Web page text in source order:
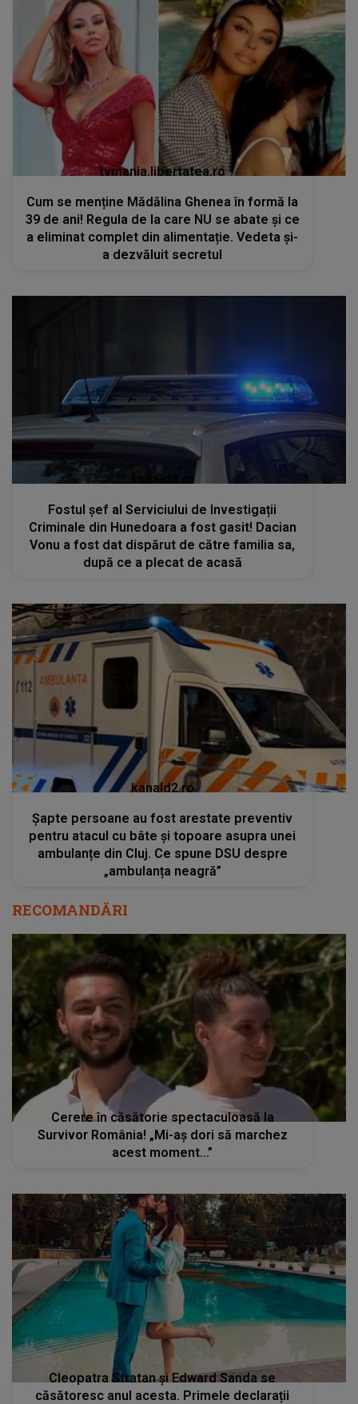
tvmania.libertatea.ro
Cum se menține Mădălina Ghenea în formă la
39 de ani! Regula de la care NU se abate și ce
a eliminat complet din alimentație. Vedeta și-
a dezvăluit secretul
kanald2.ro
Fostul șef al Serviciului de Investigații
Criminale din Hunedoara a fost gasit! Dacian
Vonu a fost dat dispărut de către familia sa,
după ce a plecat de acasă
kanald2.ro
Șapte persoane au fost arestate preventiv
pentru atacul cu bâte și topoare asupra unei
ambulanțe din Cluj. Ce spune DSU despre
„ambulanța neagră”
RECOMANDĂRI
Cerere în căsătorie spectaculoasă la
Survivor România! „Mi-aș dori să marchez
acest moment...”
Cleopatra Stratan și Edward Sanda se
căsătoresc anul acesta. Primele declarații